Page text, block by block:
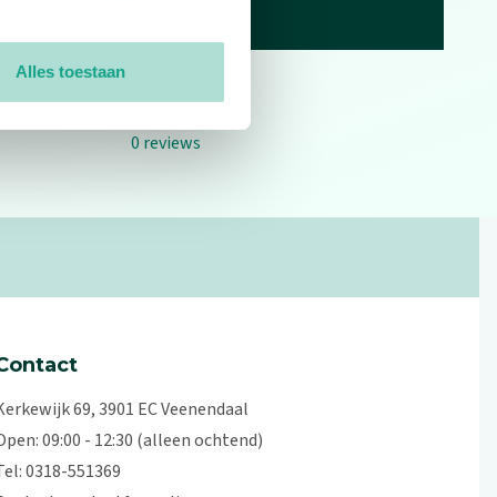
Alles toestaan
0 reviews
69, 3901 EC Veenendaal
09:00 - 12:30 (alleen ochtend)
0318-551369